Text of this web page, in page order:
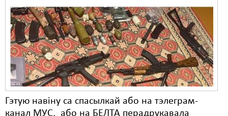
Гэтую навіну са спасылкай або на тэлеграм-
канал МУС, або на БЕЛТА перадрукавала